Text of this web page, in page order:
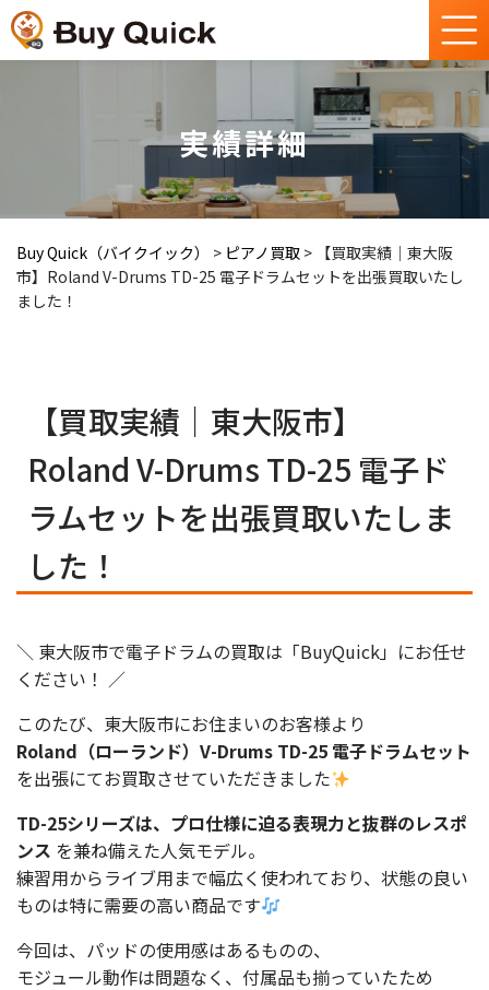
実績詳細
Buy Quick（バイクイック） > ピアノ買取 > 【買取実績｜東大阪
市】Roland V-Drums TD-25 電子ドラムセットを出張買取いたし
ました！
【買取実績｜東大阪市】
Roland V-Drums TD-25 電子ド
ラムセットを出張買取いたしま
した！
＼ 東大阪市で電子ドラムの買取は「BuyQuick」にお任せ
ください！ ／
このたび、東大阪市にお住まいのお客様より
Roland（ローランド）V-Drums TD-25 電子ドラムセット
を出張にてお買取させていただきました
TD-25シリーズは、プロ仕様に迫る表現力と抜群のレスポ
ンス を兼ね備えた人気モデル。
練習用からライブ用まで幅広く使われており、状態の良い
ものは特に需要の高い商品です
今回は、パッドの使用感はあるものの、
モジュール動作は問題なく、付属品も揃っていたため